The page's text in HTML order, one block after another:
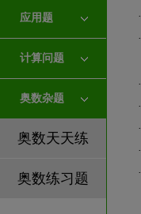
应用题
计算问题
奥数杂题
奥数天天练
奥数练习题
·
·
·
·
·
·
·